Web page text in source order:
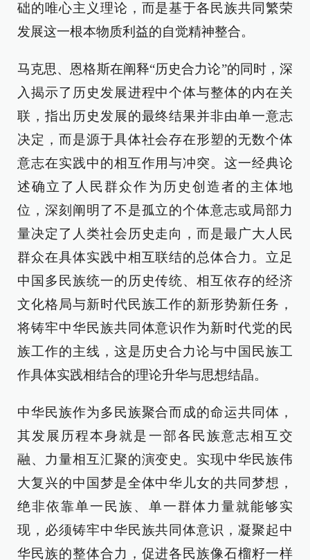
础的唯心主义理论，而是基于各民族共同繁荣
发展这一根本物质利益的自觉精神整合。
马克思、恩格斯在阐释“历史合力论”的同时，深
入揭示了历史发展进程中个体与整体的内在关
联，指出历史发展的最终结果并非由单一意志
决定，而是源于具体社会存在形塑的无数个体
意志在实践中的相互作用与冲突。这一经典论
述确立了人民群众作为历史创造者的主体地
位，深刻阐明了不是孤立的个体意志或局部力
量决定了人类社会历史走向，而是最广大人民
群众在具体实践中相互联结的总体合力。立足
中国多民族统一的历史传统、相互依存的经济
文化格局与新时代民族工作的新形势新任务，
将铸牢中华民族共同体意识作为新时代党的民
族工作的主线，这是历史合力论与中国民族工
作具体实践相结合的理论升华与思想结晶。
中华民族作为多民族聚合而成的命运共同体，
其发展历程本身就是一部各民族意志相互交
融、力量相互汇聚的演变史。实现中华民族伟
大复兴的中国梦是全体中华儿女的共同梦想，
绝非依靠单一民族、单一群体力量就能够实
现，必须铸牢中华民族共同体意识，凝聚起中
华民族的整体合力，促进各民族像石榴籽一样